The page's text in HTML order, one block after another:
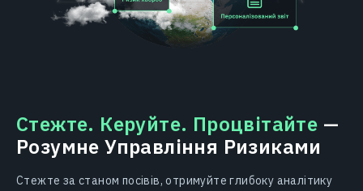
Стежте. Керуйте. Процвітайте —
Розумне Управління Ризиками
Стежте за станом посівів, отримуйте глибоку аналітику